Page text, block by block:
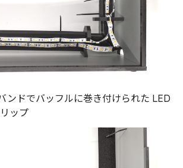
ンドでバッフルに巻き付けられた LED
ップ